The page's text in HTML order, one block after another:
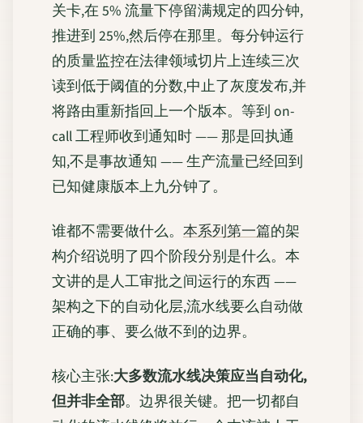
关卡,在 5% 流量下停留满规定的四分钟,
推进到 25%,然后停在那里。每分钟运行
的质量监控在法律领域切片上连续三次
读到低于阈值的分数,中止了灰度发布,并
将路由重新指回上一个版本。等到 on-
call 工程师收到通知时 —— 那是回执通
知,不是事故通知 —— 生产流量已经回到
已知健康版本上九分钟了。
谁都不需要做什么。 本系列第一篇的架
构介绍说明了四个阶段分别是什么。本
文讲的是人工审批之间运行的东西 ——
架构之下的自动化层,流水线要么自动做
正确的事、要么做不到的边界。
核心主张:大多数流水线决策应当自动化,
但并非全部。边界很关键。把一切都自